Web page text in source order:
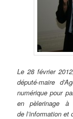
Le 28 février
député-maire
numérique pour
en pèlerinage
à
de l’information